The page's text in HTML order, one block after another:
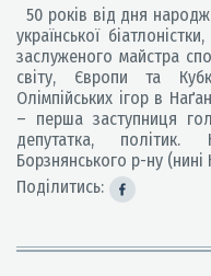
50 років від дня
української
заслуженого майстра
світу, Європи та
Олімпійських ігор в
– перша заступниця
депутатка,
Борзнянського р-ну (нині
Поділитись: